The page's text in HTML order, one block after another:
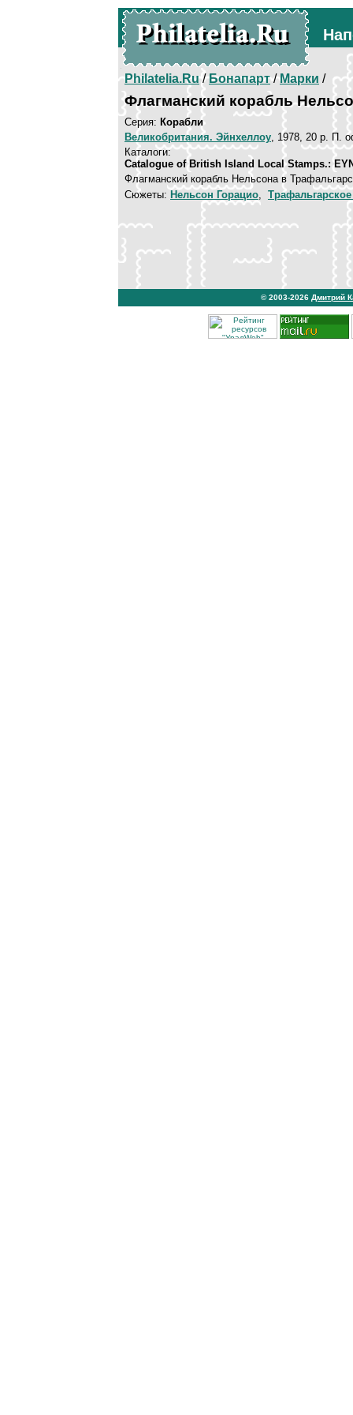
Philatelia.Ru/Бонапарт/Марки /
Флагманский корабль
Серия: Корабли
Великобритания. Эйнхеллоу, 1978, 20 p. П.
Каталоги:
Catalogue of British Island Local Stamps.:
Флагманский корабль Нельсона в
Сюжеты: Нельсон Горацио,
© 2003-2026 Дмитрий